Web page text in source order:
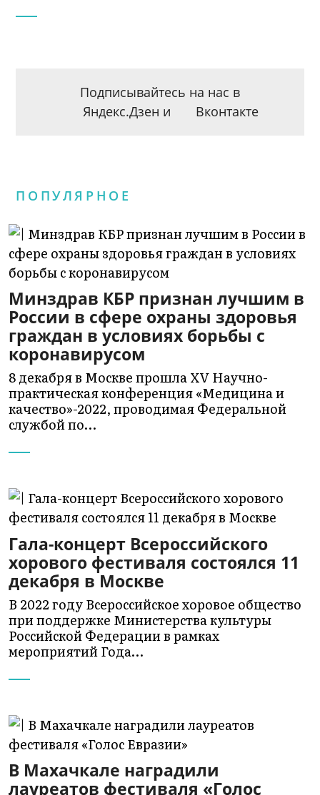
Подписывайтесь на нас в
Яндекс.Дзен и Вконтакте
ПОПУЛЯРНОЕ
Минздрав КБР признан лучшим в
России в сфере охраны здоровья
граждан в условиях борьбы с
коронавирусом
8 декабря в Москве прошла XV Научно-
практическая конференция «Медицина и
качество»-2022, проводимая Федеральной
службой по…
Гала-концерт Всероссийского
хорового фестиваля состоялся 11
декабря в Москве
В 2022 году Всероссийское хоровое общество
при поддержке Министерства культуры
Российской Федерации в рамках
мероприятий Года…
В Махачкале наградили
лауреатов фестиваля «Голос